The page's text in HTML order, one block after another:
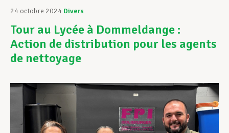
Vos droits
Développement professionnel
24 octobre 2024 Divers
Tour au Lycée à Dommeldange :
Action de distribution pour les agents
de nettoyage